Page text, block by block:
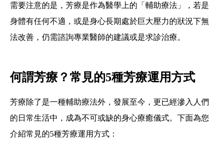
需要注意的是，芳療是作為醫學上的「輔助療法」，若是
身體有任何不適，或是身心長期處於巨大壓力的狀況下無
法改善，仍需諮詢專業醫師的建議或是求診治療。
何謂芳療？常見的5種芳療運用方式
芳療除了是一種輔助療法外，發展至今，更已經滲入人們
的日常生活中，成為不可或缺的身心療癒儀式。下面為您
介紹常見的5種芳療運用方式：